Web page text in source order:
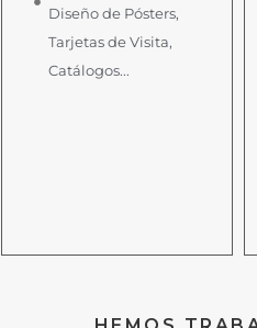
Diseño de Pósters,
Tarjetas de Visita,
Catálogos...